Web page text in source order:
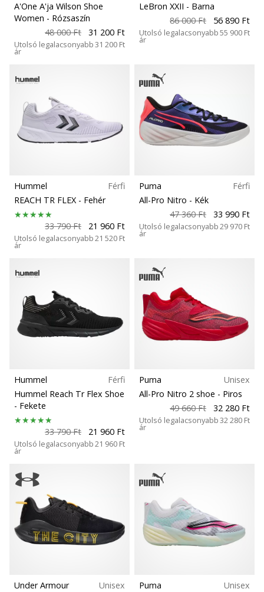
A'One A'ja Wilson Shoe
Women - Rózsaszín
48 000 Ft
31 200 Ft
Utolsó legalacsonyabb
ár
31 200 Ft
LeBron XXII - Barna
86 000 Ft
56 890 Ft
Utolsó legalacsonyabb
ár
55 900 Ft
Hummel
Férfi
REACH TR FLEX - Fehér
33 790 Ft 21 960 Ft
Utolsó legalacsonyabb
ár
21 520 Ft
Puma
Férfi
All-Pro Nitro - Kék
47 360 Ft
33 990 Ft
Utolsó legalacsonyabb
ár
29 970 Ft
Hummel
Férfi
Hummel Reach Tr Flex Shoe
- Fekete
33 790 Ft 21 960 Ft
Utolsó legalacsonyabb
ár
21 960 Ft
Puma
Unisex
All-Pro Nitro 2 shoe - Piros
49 660 Ft
32 280 Ft
Utolsó legalacsonyabb
ár
32 280 Ft
Under Armour
Unisex
Puma
Unisex